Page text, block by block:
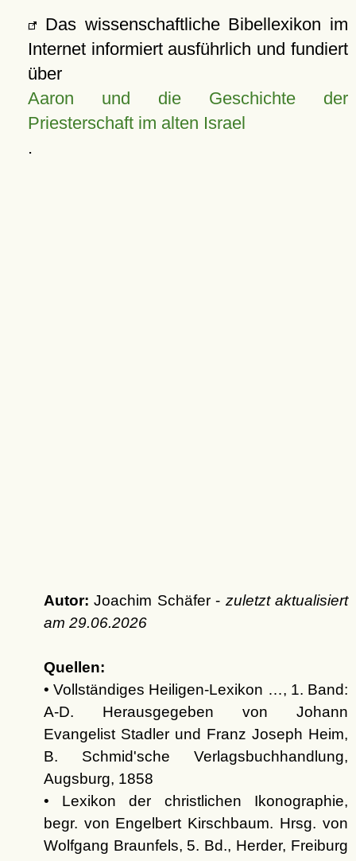
Das wissenschaftliche Bibellexikon im
Internet informiert ausführlich und fundiert
über
Aaron und die Geschichte der
Priesterschaft im alten Israel
.
Autor: Joachim Schäfer - zuletzt aktualisiert
am 29.06.2026
Quellen:
• Vollständiges Heiligen-Lexikon …, 1. Band:
A-D. Herausgegeben von Johann
Evangelist Stadler und Franz Joseph Heim,
B. Schmid'sche Verlagsbuchhandlung,
Augsburg, 1858
• Lexikon der christlichen Ikonographie,
begr. von Engelbert Kirschbaum. Hrsg. von
Wolfgang Braunfels, 5. Bd., Herder, Freiburg